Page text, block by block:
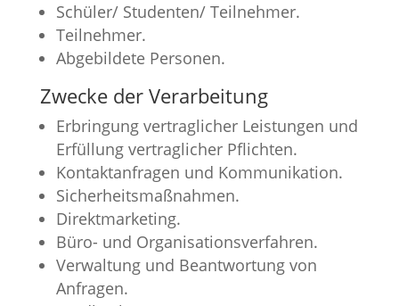
Schüler/ Studenten/ Teilnehmer.
Teilnehmer.
Abgebildete Personen.
Zwecke der Verarbeitung
Erbringung vertraglicher Leistungen und
Erfüllung vertraglicher Pflichten.
Kontaktanfragen und Kommunikation.
Sicherheitsmaßnahmen.
Direktmarketing.
Büro- und Organisationsverfahren.
Verwaltung und Beantwortung von
Anfragen.